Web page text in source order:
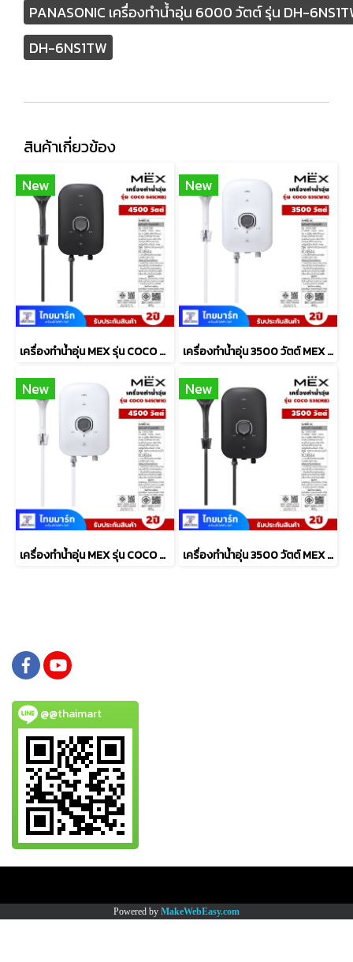
PANASONIC เครื่องทำน้ำอุ่น 6000 วัตต์ รุ่น DH-
DH-6NS1TW
สินค้าเกี่ยวข้อง
New
เครื่องทำน้ำอุ่น MEX รุ่น COCO S45 (MB) 4500วัตต์
New
เครื่องทำน้ำอุ่น 3500 วัตต์ MEX รุ่น COCO S35 (WH) สีขาว
New
เครื่องทำน้ำอุ่น MEX รุ่น COCO S45 (WH) 4500วัตต์ สีขาว
New
เครื่องทำน้ำอุ่น 3500 วัตต์ MEX รุ่น COCO S35 (MB) สีดำ
@@thaimart
Powered by MakeWebEasy.com